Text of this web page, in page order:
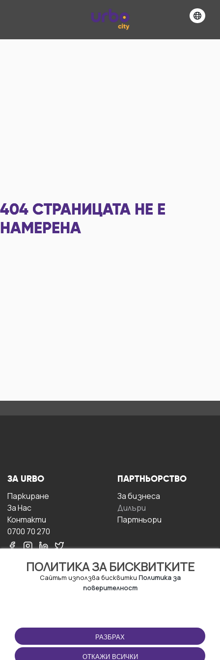
404 СТРАНИЦАТА НЕ Е
НАМЕРЕНА
ПОЛИТИКА ЗА БИСКВИТКИТЕ
Сайтът използва бисквитки Политика за
поверителност
РАЗБРАХ
ОТКАЖИ ВСИЧКИ
ЗА URBO
Паркиране
За Hас
Контакти
0700 70 270
ПАРТНЬОРСТВО
За бизнесa
Дилъри
Партньори
ПОЛЗВАНЕ
Правила и условия за
ползване
ПРИЛОЖЕНИЕТО